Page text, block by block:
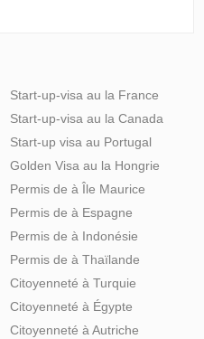
Start-up-visa au la France
Start-up-visa au la Canada
Start-up visa au Portugal
Golden Visa au la Hongrie
Permis de à Île Maurice
Permis de à Espagne
Permis de à Indonésie
Permis de à Thaïlande
Citoyenneté à Turquie
Citoyenneté à Égypte
Citoyenneté à Autriche